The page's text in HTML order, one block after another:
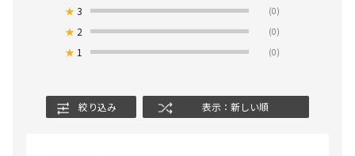
★3 (0)
★ 2 (0)
★ 1 (0)
絞り込み 表示：新しい順